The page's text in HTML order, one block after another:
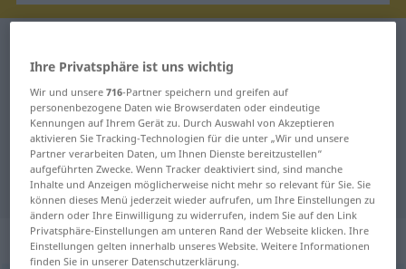
Deutsch-Türkisch Übersetzung für
"identifizieren"
"identifizieren" Türkisch
Übersetzung
„identifizieren“: transitives Verb
Ihre Privatsphäre ist uns wichtig
Wir und unsere716-Partner speichern und greifen auf
personenbezogene Daten wie Browserdaten oder eindeutige
Kennungen auf Ihrem Gerät zu. Durch Auswahl von Akzeptieren
aktivieren Sie Tracking-Technologien für die unter „Wir und unsere
Partner verarbeiten Daten, um Ihnen Dienste bereitzustellen“
aufgeführten Zwecke. Wenn Tracker deaktiviert sind, sind manche
Inhalte und Anzeigen möglicherweise nicht mehr so relevant für Sie. Sie
können dieses Menü jederzeit wieder aufrufen, um Ihre Einstellungen zu
ändern oder Ihre Einwilligung zu widerrufen, indem Sie auf den Link
Privatsphäre-Einstellungen am unteren Rand der Webseite klicken. Ihre
Einstellungen gelten innerhalb unseres Website. Weitere Informationen
finden Sie in unserer Datenschutzerklärung.